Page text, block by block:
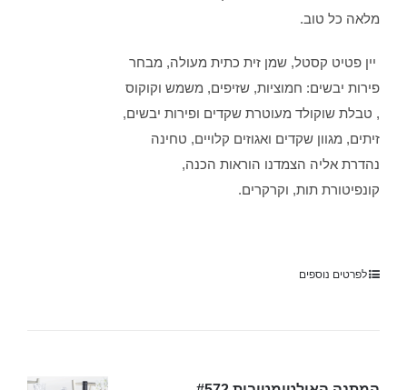
מלאה כל טוב.
יין פטיט קסטל, שמן זית כתית מעולה, מבחר
פירות יבשים: חמוציות, שזיפים, משמש וקוקוס
, טבלת שוקולד מעוטרת שקדים ופירות יבשים,
זיתים, מגוון שקדים ואגוזים קלויים, טחינה
נהדרת אליה הצמדנו הוראות הכנה,
קונפיטורת תות, וקרקרים.
לפרטים נוספים